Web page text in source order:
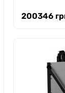
200346